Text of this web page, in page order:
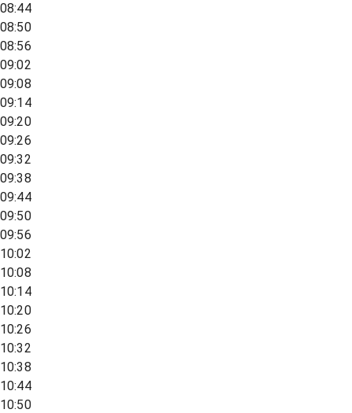
08:44
08:50
08:56
09:02
09:08
09:14
09:20
09:26
09:32
09:38
09:44
09:50
09:56
10:02
10:08
10:14
10:20
10:26
10:32
10:38
10:44
10:50